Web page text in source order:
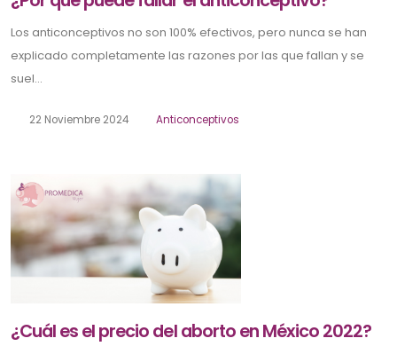
Los anticonceptivos no son 100% efectivos, pero nunca se han
explicado completamente las razones por las que fallan y se
suel...
22 Noviembre 2024 Anticonceptivos
¿Cuál es el precio del aborto en México 2022?